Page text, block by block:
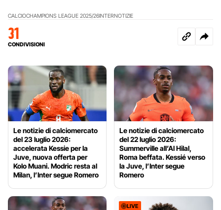
CALCIOCHAMPIONS LEAGUE 2025/26INTERNOTIZIE
31
CONDIVISIONI
Le notizie di calciomercato
del 23 luglio 2026:
accelerata Kessie per la
Juve, nuova offerta per
Kolo Muani. Modric resta al
Milan, l’Inter segue Romero
Le notizie di calciomercato
del 22 luglio 2026:
Summerville all’Al Hilal,
Roma beffata. Kessié verso
la Juve, l’Inter segue
Romero
LIVE